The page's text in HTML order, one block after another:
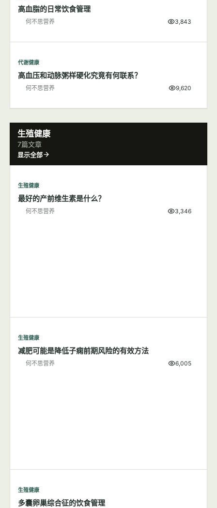
高血脂的日常饮食管理
何不思营养 3,843
代谢健康
高血压和动脉粥样硬化究竟有何联系？
何不思营养 9,620
生殖健康
7篇文章
显示全部
生殖健康
最好的产前维生素是什么？
何不思营养 3,346
生殖健康
减肥可能是降低子痫前期风险的有效方法
何不思营养 6,005
生殖健康
多囊卵巢综合征的饮食管理